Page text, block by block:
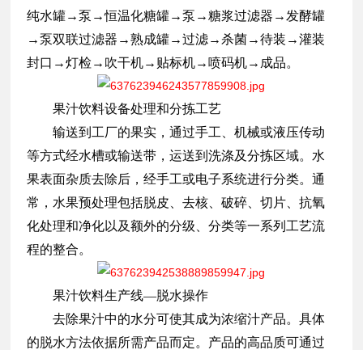
纯水罐→泵→恒温化糖罐→泵→糖浆过滤器→发酵罐
→泵双联过滤器→熟成罐→过滤→杀菌→待装→灌装
封口→灯检→吹干机→贴标机→喷码机→成品。
果汁饮料设备处理和分拣工艺
输送到工厂的果实，通过手工、机械或液压传动
等方式经水槽或输送带，运送到洗涤及分拣区域。水
果表面杂质去除后，经手工或电子系统进行分类。通
常，水果预处理包括脱皮、去核、破碎、切片、抗氧
化处理和净化以及额外的分级、分类等一系列工艺流
程的整合。
果汁饮料生产线—脱水操作
去除果汁中的水分可使其成为浓缩汁产品。具体
的脱水方法依据所需产品而定。产品的高品质可通过